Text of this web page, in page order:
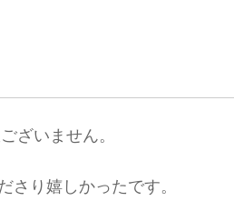
ざいません。
さり嬉しかったです。